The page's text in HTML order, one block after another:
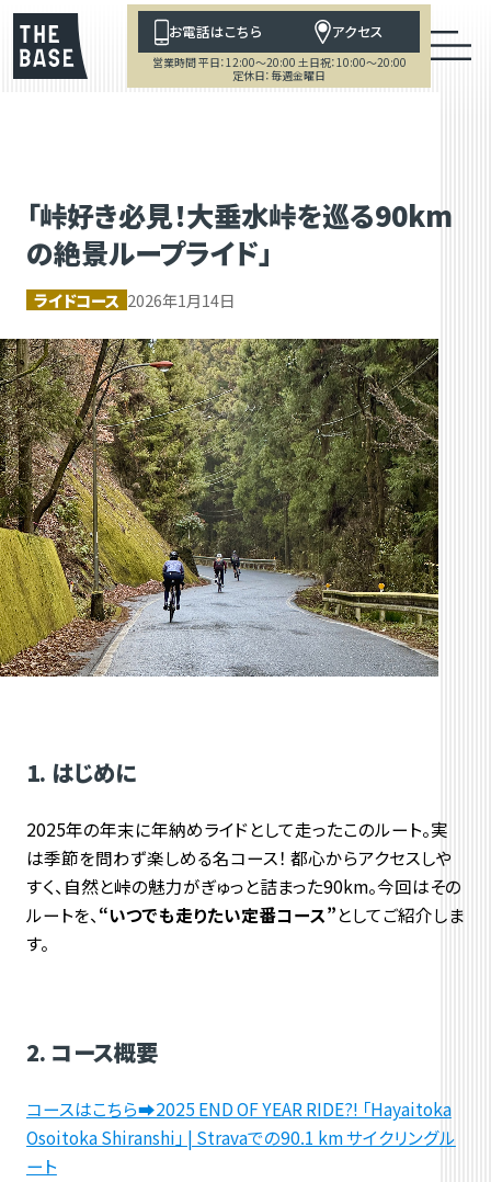
お電話はこちら アクセス
営業時間 平日：12:00～20:00 土日祝：10:00～20:00
定休日：毎週金曜日
「峠好き必見！大垂水峠を巡る90km
の絶景ループライド」
ライドコース 2026年1月14日
1. はじめに
2025年の年末に年納めライドとして走ったこのルート。実
は季節を問わず楽しめる名コース！ 都心からアクセスしや
すく、自然と峠の魅力がぎゅっと詰まった90km。今回はその
ルートを、 “いつでも走りたい定番コース”としてご紹介しま
す。
2. コース概要
コースはこちら➡2025 END OF YEAR RIDE?! 「Hayaitoka
Osoitoka Shiranshi」 | Stravaでの90.1 km サイクリングル
ート